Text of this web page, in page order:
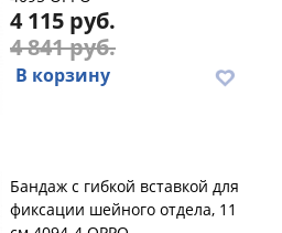
4 115 руб.
4 841 руб.
В корзину
Бандаж с гибкой вставкой для
фиксации шейного отдела, 11